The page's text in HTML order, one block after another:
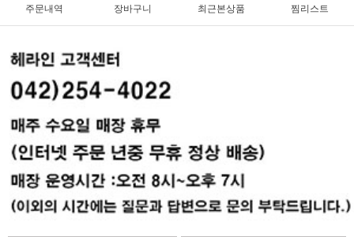
주문내역 장바구니 최근본상품 찜리스트